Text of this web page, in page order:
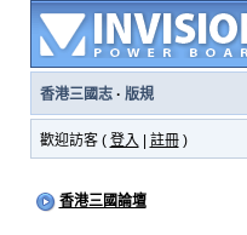
香港三國志· 版規
歡迎訪客 ( 登入 註冊)
香港三國論壇